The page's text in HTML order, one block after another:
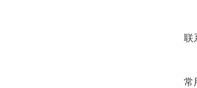
联
常